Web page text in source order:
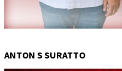
ANTON S SURATTO